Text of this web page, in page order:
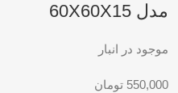
مدل 60X60X15
موجود در انبار
550,000 تومان